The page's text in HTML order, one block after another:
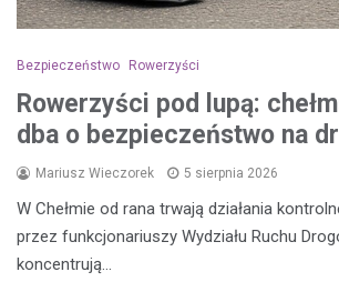
Bezpieczeństwo Rowerzyści
Rowerzyści pod lupą:
dba o bezpieczeństwo na
Mariusz Wieczorek 5 sierpnia 2026
W Chełmie od rana trwają działania
przez funkcjonariuszy Wydziału Ruchu
koncentrują…